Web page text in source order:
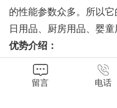
的性能参数众多。所以它
日用品、厨房用品、婴童
优势介绍：
TPE在常温下具有橡胶
塑、吹塑多种成型方式
留言 电话